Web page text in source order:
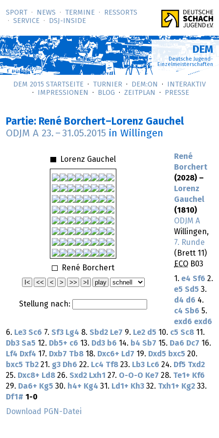
SPORT NEWS TERMINE
RESSORTS
SERVICE
DSJ-­INSIDE
DEM
Deutsche Jugend-
Einzelmeisterschaften
DEM 2015 STARTSEITE TURNIER DEM:ON
INTERAKTIV
IMPRESSIONEN
BLOG ZEITPLAN PRESSE
Partie: René Borchert–Lorenz Gauchel
ODJM A 23. – 31.05.2015 in Willingen
Lorenz Gauchel
René Borchert
Stellung nach:
René
Borchert
(2028) –
Lorenz
Gauchel
(1810)
ODJM A
Willingen,
7. Runde
(Brett 11)
ECO B03
1. e4 Sf6 2.
e5 Sd5 3.
d4 d6 4.
c4 Sb6 5.
exd6 exd6
6. Le3 Sc6 7. Sf3 Lg4 8. Sbd2 Le7 9. Le2 d5 10. c5 Sc8 11.
Db3 Sa5 12. Db5+ c6 13. Dd3 b6 14. b4 Sb7 15. Da6 Dc7 16.
Lf4 Dxf4 17. Dxb7 Tb8 18. Dxc6+ Ld7 19. Dxd5 bxc5 20.
bxc5 Tb2 21. g3 Dh6 22. Lc4 Tf8 23. Lb3 Lc6 24. Df5 Txd2
25. Dxc8+ Ld8 26. Sxd2 Lxh1 27. O-O-O Ke7 28. Te1+ Kf6
29. Da6+ Kg5 30. h4+ Kg4 31. Ld1+ Kh3 32. Txh1+ Kg2 33.
Df1# 1-0
Download PGN-Datei